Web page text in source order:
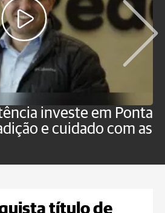
investe em Ponta
e cuidado com as